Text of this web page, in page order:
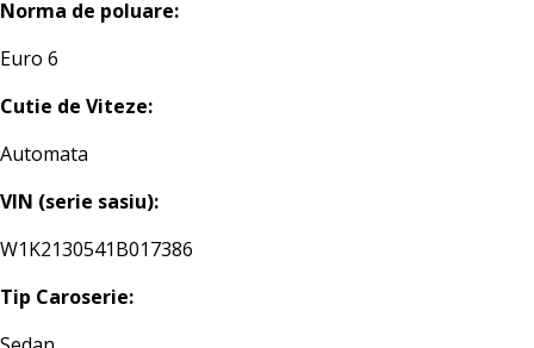
Norma de poluare:
Euro 6
Cutie de Viteze:
Automata
VIN (serie sasiu):
W1K2130541B017386
Tip Caroserie: